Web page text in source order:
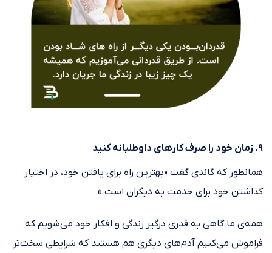
۹. زمان خود را صرف کارهای داوطلبانه کنید
همانطور که گاندی گفت «بهترین راه برای یافتن خود، در اختیار
گذاشتن خود برای خدمت به دیگران است.»
همه‌ی ما گاهی به قدری درگیر زندگی و افکار خود می‌شویم که
فراموش می‌کنیم آدم‌های دیگری هم هستند که شرایطی سخت‌تر